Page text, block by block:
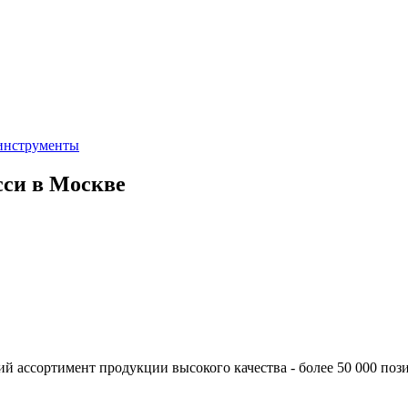
в Москве
продукции высокого качества - более 50 000